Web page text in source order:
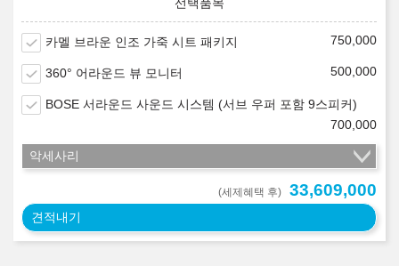
카멜 브라운 인조 가죽 시트 패키지 750,000
360° 어라운드 뷰 모니터 500,000
BOSE 서라운드 사운드 시스템 (서브 우퍼 포함 9스피커)
700,000
악세사리
(세제혜택 후) 33,609,000
견적내기